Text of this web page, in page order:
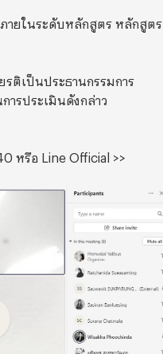
ายในระดับหลักสูตร หลักสูตร
ติเป็นประธานกรรมการ
ารประเมินดังกล่าว
หรือ Line Official >>